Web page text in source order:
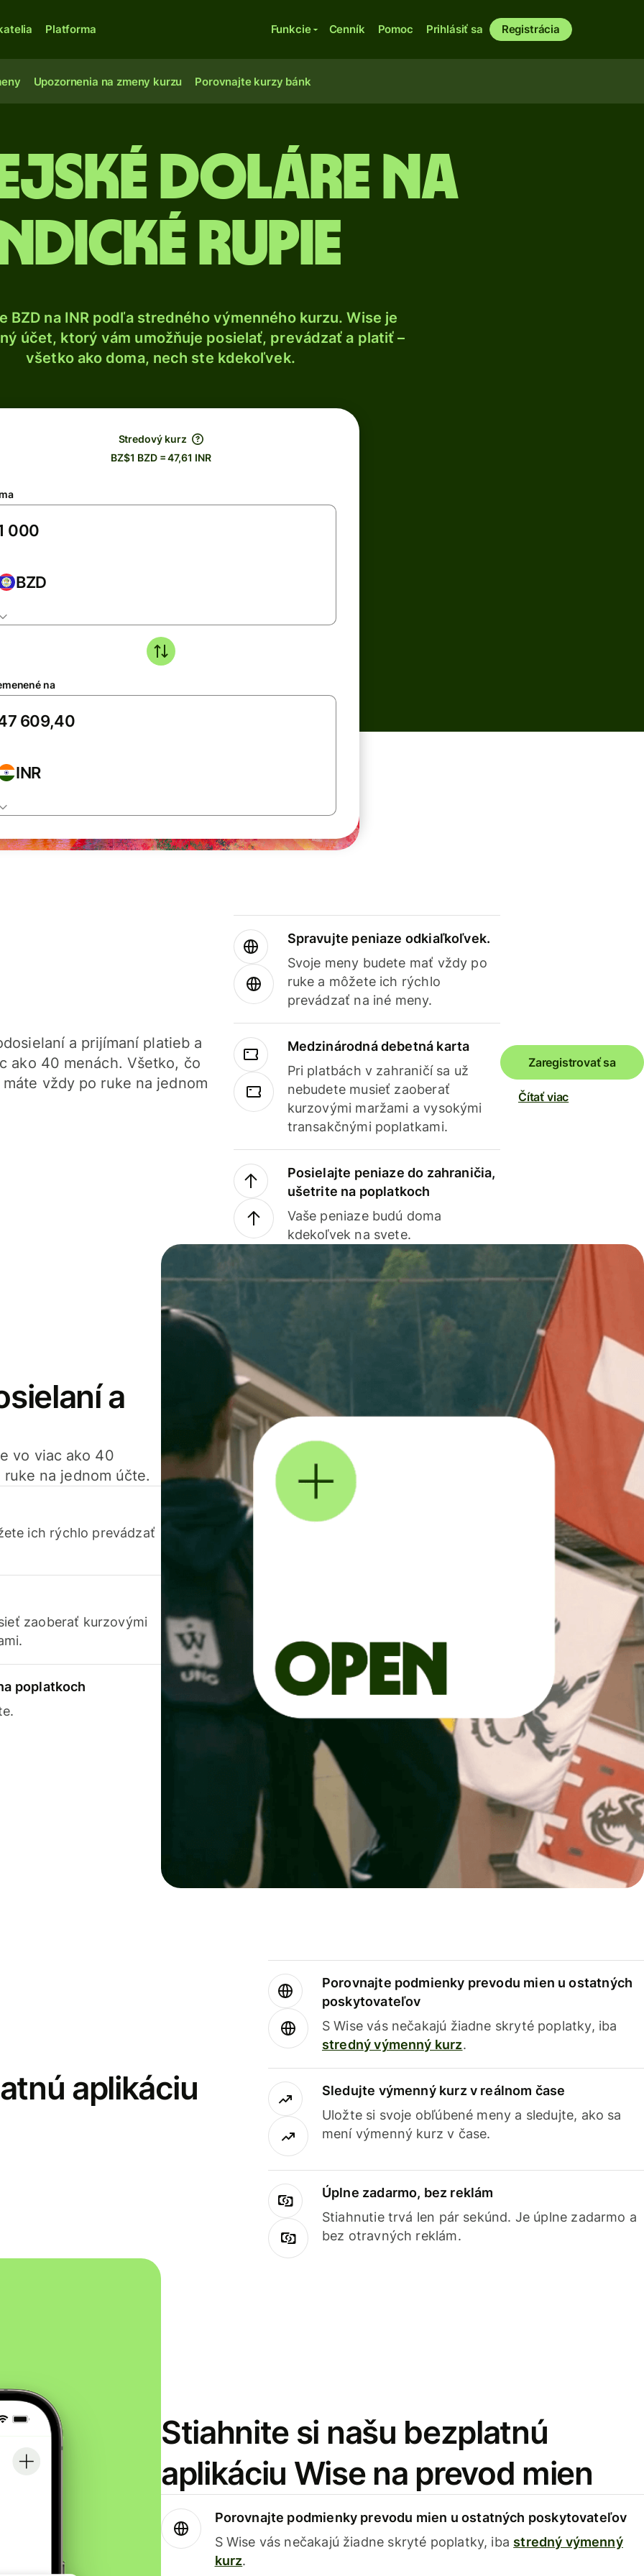
Platforma Funkcie Cenník Pomoc Prihlásiť sa Registrácia
Upozornenia na zmeny kurzu Porovnajte kurzy bánk
doláre na
rupie
BZD na INR podľa stredného výmenného kurzu. Wise je
účet, ktorý vám umožňuje posielať, prevádzať a platiť –
všetko ako doma, nech ste kdekoľvek.
Stredový kurz
BZ$1 BZD = 47,61 INR
BZD
na
INR
a prijímaní platieb a
ako 40 menách. Všetko, čo
vždy po ruke na jednom
Spravujte peniaze odkiaľkoľvek.
Svoje meny budete mať vždy po
ruke a môžete ich rýchlo
prevádzať na iné meny.
Medzinárodná debetná karta
Pri platbách v zahraničí sa už
nebudete musieť zaoberať
kurzovými maržami a vysokými
transakčnými poplatkami.
Posielajte peniaze do zahraničia,
ušetrite na poplatkoch
Vaše peniaze budú doma
kdekoľvek na svete.
Zaregistrovať sa
Čítať viac
a
vo viac ako 40
na jednom účte.
ich rýchlo prevádzať
zaoberať kurzovými
poplatkoch
aplikáciu
Porovnajte podmienky prevodu mien u ostatných
poskytovateľov
S Wise vás nečakajú žiadne skryté poplatky, iba
stredný výmenný kurz.
Sledujte výmenný kurz v reálnom čase
Uložte si svoje obľúbené meny a sledujte, ako sa
mení výmenný kurz v čase.
Úplne zadarmo, bez reklám
Stiahnutie trvá len pár sekúnd. Je úplne zadarmo a
bez otravných reklám.
Stiahnite si našu bezplatnú
aplikáciu Wise na prevod mien
Porovnajte podmienky prevodu mien u ostatných poskytovateľov
S Wise vás nečakajú žiadne skryté poplatky, iba stredný výmenný
kurz.